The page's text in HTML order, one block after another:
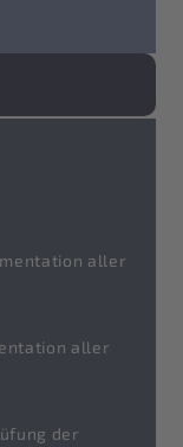
aller
aller
der